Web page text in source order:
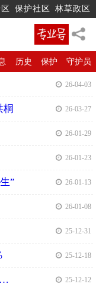
保护社区 林草政区
历史 保护 守护员
| 26-04-03
桐 | 26-03-27
| 26-01-29
| 26-01-23
” | 26-01-13
| 26-01-08
| 25-12-31
| 25-12-18
湖北深山野生珙桐群落惊现“白鸽起舞”盛景 土家汉子38年守护出一个生态奇迹 | 25-12-12